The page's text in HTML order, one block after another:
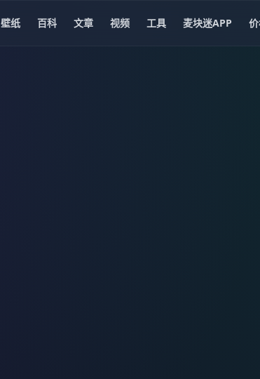
壁纸 百科 文章 视频 工具 麦块迷APP